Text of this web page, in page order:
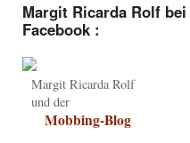
Margit Ricarda Rolf bei
Facebook :
Margit Ricarda Rolf
und der
Mobbing-Blog